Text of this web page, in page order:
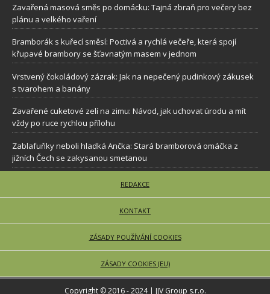
Zavařená masová směs po domácku: Tajná zbraň pro večery bez
plánu a velkého vaření
Bramborák s kuřecí směsí: Poctivá a rychlá večeře, která spojí
křupavé brambory se šťavnatým masem v jednom
Vrstvený čokoládový zázrak: Jak na nepečený pudinkový zákusek
s tvarohem a banány
Zavařené cuketové zelí na zimu: Návod, jak uchovat úrodu a mít
vždy po ruce rychlou přílohu
Zablafuňky neboli hladká Ančka: Stará bramborová omáčka z
jižních Čech se zakysanou smetanou
REDAKCE
KONTAKT
ZÁSADY POUŽÍVÁNÍ COOKIES
ZÁSADY COOKIES (EU)
Copyright © 2016 - 2024 | JJV Group s.r.o.